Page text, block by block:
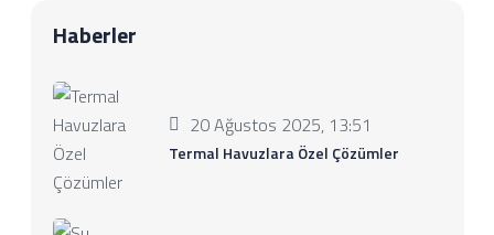
Haberler
20 Ağustos 2025, 13:51
Termal Havuzlara Özel Çözümler